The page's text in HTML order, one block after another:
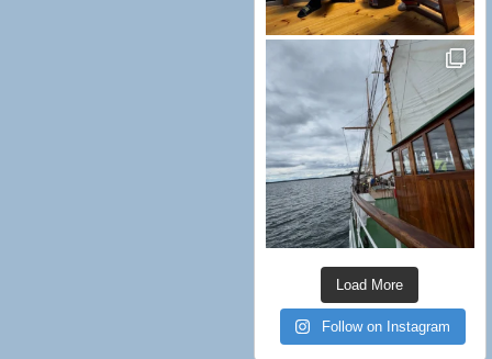
Load More
Follow on Instagram